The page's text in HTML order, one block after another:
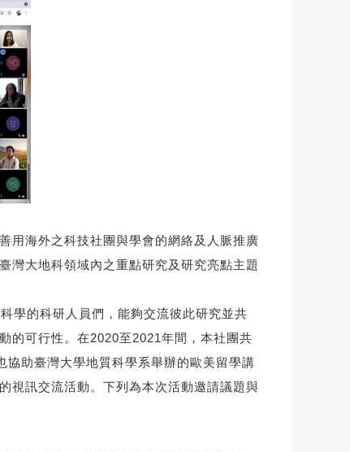
海外之科技社團與學會的網絡及人脈推廣
灣大地科領域內之重點研究及研究亮點主題
的科研⼈員們，能夠交流彼此研究並共
的可行性。在2020⾄2021年間，本社團共
助臺灣⼤學地質科學系舉辦的歐美留學講
視訊交流活動。下列為本次活動邀請議題與